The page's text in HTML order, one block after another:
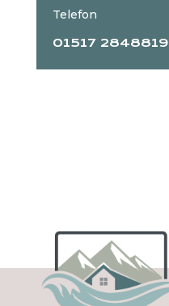
Telefon
01517 2848819